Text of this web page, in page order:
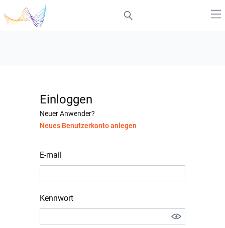
Einloggen
Neuer Anwender?
Neues Benutzerkonto anlegen
E-mail
Kennwort